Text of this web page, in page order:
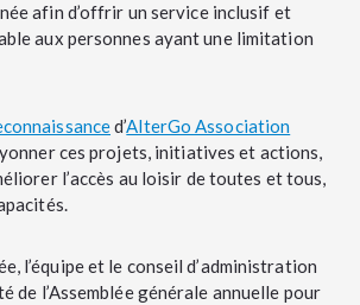
afin d’offrir un service inclusif et
aux personnes ayant une limitation
d’AlterGo Association
ces projets, initiatives et actions,
l’accès au loisir de toutes et tous,
l’équipe et le conseil d’administration
de l’Assemblée générale annuelle pour